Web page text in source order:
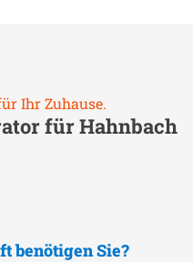
Ihr Zuhause.
fürHahnbach
benötigen Sie?